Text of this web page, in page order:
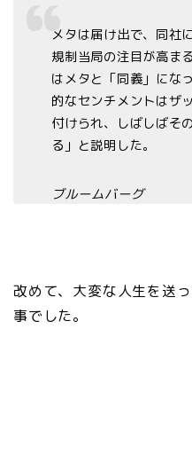
メタは届け出で、同社
規制当局の注目が高ま
はメタと「同義」にな
的なセンチメントはザ
付けられ、しばしばそ
る」と説明した。
ブルームバーグ
改めて、大変な人生を送
事でした。